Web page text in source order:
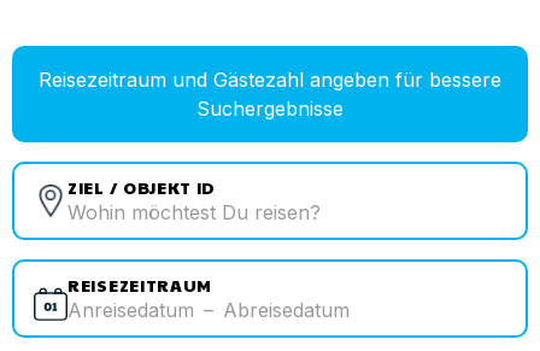
Reisezeitraum und Gästezahl angeben für bessere
Suchergebnisse
ZIEL / OBJEKT ID
REISEZEITRAUM
Anreisedatum – Abreisedatum